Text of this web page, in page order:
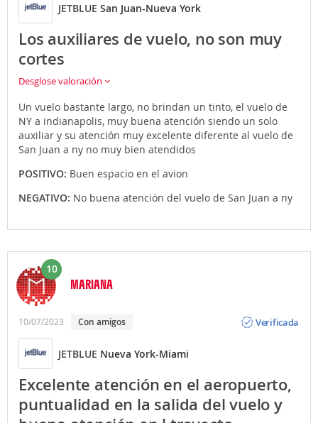
JETBLUE San Juan-Nueva York
Los auxiliares de vuelo, no son muy
cortes
Desglose valoración
Un vuelo bastante largo, no brindan un tinto, el vuelo de
NY a indianapolis, muy buena atención siendo un solo
auxiliar y su atención muy excelente diferente al vuelo de
San Juan a ny no muy bien atendidos
POSITIVO: Buen espacio en el avion
NEGATIVO: No buena atención del vuelo de San Juan a ny
10
MARIANA
10/07/2023 Con amigos
Verificada
JETBLUE Nueva York-Miami
Excelente atención en el aeropuerto,
puntualidad en la salida del vuelo y